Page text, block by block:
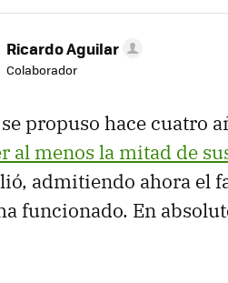
Ricardo Aguilar
Colaborador
propuso hace cuatro
al menos la mitad de
admitiendo ahora el
funcionado. En